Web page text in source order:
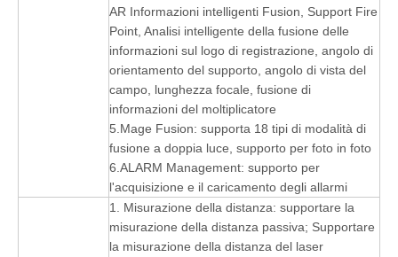
AR Informazioni intelligenti Fusion, Support Fire
Point, Analisi intelligente della fusione delle
informazioni sul logo di registrazione, angolo di
orientamento del supporto, angolo di vista del
campo, lunghezza focale, fusione di
informazioni del moltiplicatore
5.Mage Fusion: supporta 18 tipi di modalità di
fusione a doppia luce, supporto per foto in foto
6.ALARM Management: supporto per
l'acquisizione e il caricamento degli allarmi
1. Misurazione della distanza: supportare la
misurazione della distanza passiva; Supportare
la misurazione della distanza del laser